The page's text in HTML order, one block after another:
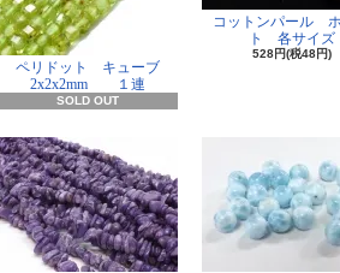
ペリドット キューブ
2x2x2mm １連
SOLD OUT
コットンパール
ト 各サイズ
528円(税48円)